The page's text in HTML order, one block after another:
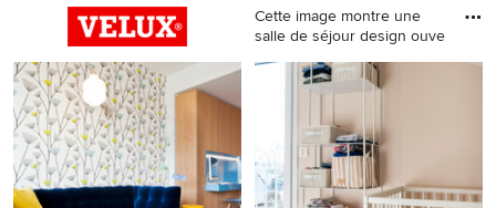
Cette image montre une
salle de séjour design ouve
Cette image montre une
salle de séjour design
ouverte et de taille moyenne
avec un mur gris et sol en
béton ciré.